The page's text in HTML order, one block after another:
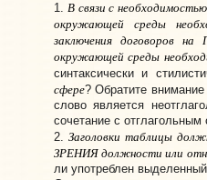
1.В связи с
окружающей среды
заключения
окружающей среды
синтаксически и
сфере? Обратите
слово является
сочетание с
2.Заголовки таблицы
ЗРЕНИЯ должности или
ли употреблен